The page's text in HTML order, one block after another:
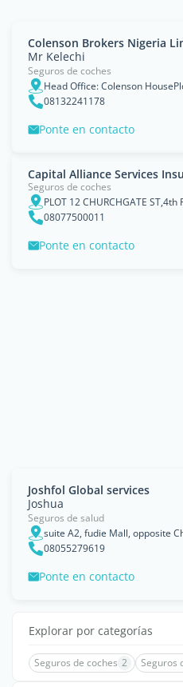
Colenson Brokers Nigeria
Mr Kelechi
Seguros de coches
08132241178
Ponte en contacto
Capital Alliance Services
Seguros de coches
PLOT 12 CHURCHGATE
08077500011
Ponte en contacto
Joshfol Global services
Joshua
Seguros de salud
suite A2, fudie Mall, opposite
08055279619
Ponte en contacto
Explorar por categorías
Seguros de coches 2 Seguros